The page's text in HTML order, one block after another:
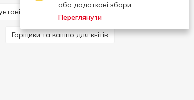
або додаткові збори.
Переглянути
суміші та субстрати Добрива
Горщики та кашпо для квітів